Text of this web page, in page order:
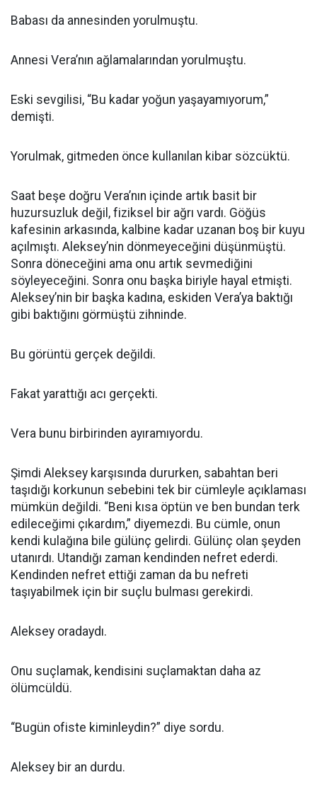
Babası da annesinden yorulmuştu.
Annesi Vera’nın ağlamalarından yorulmuştu.
Eski sevgilisi, “Bu kadar yoğun yaşayamıyorum,”
demişti.
Yorulmak, gitmeden önce kullanılan kibar sözcüktü.
Saat beşe doğru Vera’nın içinde artık basit bir
huzursuzluk değil, fiziksel bir ağrı vardı. Göğüs
kafesinin arkasında, kalbine kadar uzanan boş bir kuyu
açılmıştı. Aleksey’nin dönmeyeceğini düşünmüştü.
Sonra döneceğini ama onu artık sevmediğini
söyleyeceğini. Sonra onu başka biriyle hayal etmişti.
Aleksey’nin bir başka kadına, eskiden Vera’ya baktığı
gibi baktığını görmüştü zihninde.
Bu görüntü gerçek değildi.
Fakat yarattığı acı gerçekti.
Vera bunu birbirinden ayıramıyordu.
Şimdi Aleksey karşısında dururken, sabahtan beri
taşıdığı korkunun sebebini tek bir cümleyle açıklaması
mümkün değildi. “Beni kısa öptün ve ben bundan terk
edileceğimi çıkardım,” diyemezdi. Bu cümle, onun
kendi kulağına bile gülünç gelirdi. Gülünç olan şeyden
utanırdı. Utandığı zaman kendinden nefret ederdi.
Kendinden nefret ettiği zaman da bu nefreti
taşıyabilmek için bir suçlu bulması gerekirdi.
Aleksey oradaydı.
Onu suçlamak, kendisini suçlamaktan daha az
ölümcüldü.
“Bugün ofiste kiminleydin?” diye sordu.
Aleksey bir an durdu.